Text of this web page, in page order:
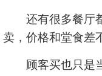
还有很多餐厅都
卖，价格和堂食差
顾客买也只是当